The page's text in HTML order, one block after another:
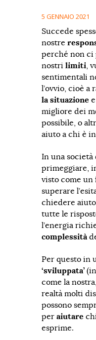
5 GENNAIO 2021
Succede
nostre
perché non ci
nostri limiti,
sentimentali
l’ovvio, cioè a
la situazione
migliore dei
possibile, o
aiuto a chi è
In una società
primeggiare,
visto come un
superare
chiedere
tutte le
l’energia
complessità
Per questo in
‘sviluppata’
come la
realtà molti
possono
per aiutare
esprime.